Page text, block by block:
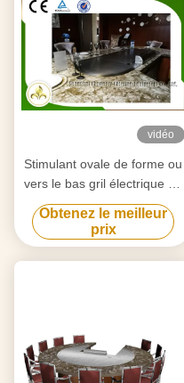
vidéo
Stimulant ovale de forme ou
vers le bas gril électrique de
Teppanyaki d'appareils de
chauffage de tube
d'épuisement pour l'usage à
la maison
Obtenez le meilleur
prix